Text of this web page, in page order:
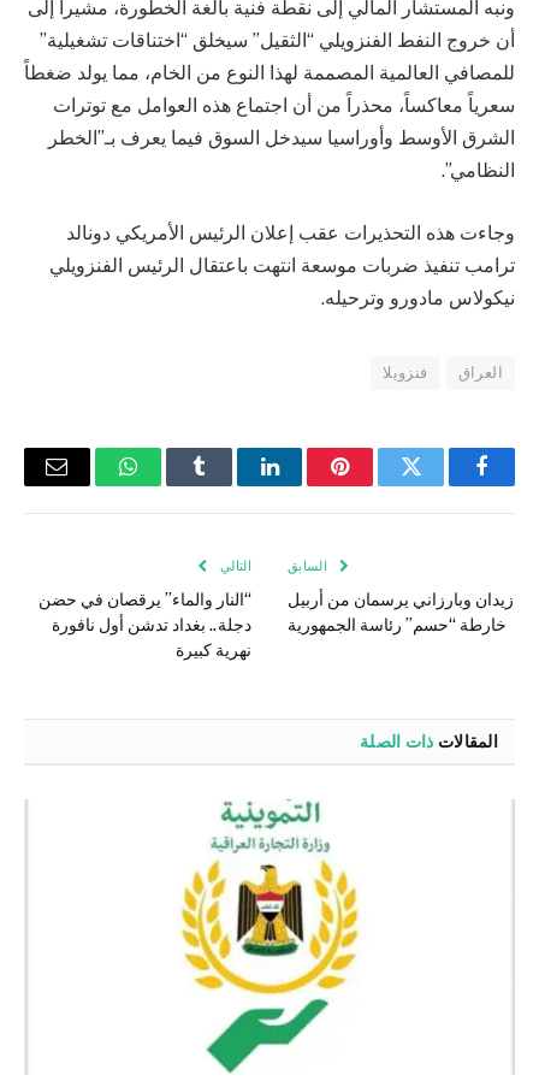
ونبه المستشار المالي إلى نقطة فنية بالغة الخطورة، مشيراً إلى
أن خروج النفط الفنزويلي “الثقيل” سيخلق “اختناقات تشغيلية”
للمصافي العالمية المصممة لهذا النوع من الخام، مما يولد ضغطاً
سعرياً معاكساً، محذراً من أن اجتماع هذه العوامل مع توترات
الشرق الأوسط وأوراسيا سيدخل السوق فيما يعرف بـ”الخطر
النظامي”.
وجاءت هذه التحذيرات عقب إعلان الرئيس الأمريكي دونالد
ترامب تنفيذ ضربات موسعة انتهت باعتقال الرئيس الفنزويلي
نيكولاس مادورو وترحيله.
العراق فنزويلا
فيسبوكتويتر بينتيريستلينكدإن Tumblr واتسابالبريد
السابق
زيدان وبارزاني يرسمان من أربيل
خارطة “حسم” رئاسة الجمهورية
التالي
“النار والماء” يرقصان في حضن
دجلة.. بغداد تدشن أول نافورة
نهرية كبيرة
المقالات ذات الصلة